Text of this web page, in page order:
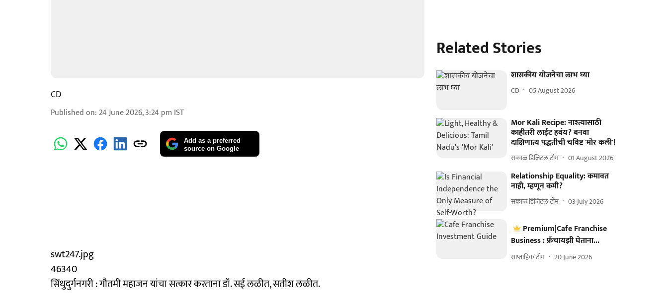
CD
Published on: 24 June 2026, 3:24 pm IST
Add as a preferred
source on Google
swt247.jpg
46340
सिंधुदुर्गनगरी : गौतमी महाजन यांचा सत्कार करताना डॉ. सई लळीत, सतीश लळीत.
Related Stories
शासकीय योजनेचा लाभ घ्या
CD 05 August 2026
Mor Kali Recipe: नाश्त्यासाठी
काहीतरी लाईट हवंय? बनवा
दाक्षिणात्य पद्धतीची चविष्ट 'मोर कली'!
सकाळ डिजिटल टीम 01 August 2026
Relationship Equality: कमावत
नाही, म्हणून कमी?
सकाळ डिजिटल टीम 03 July 2026
Premium|Cafe Franchise
Business : फ्रँचायझी घेताना...
साप्ताहिक टीम 20 June 2026